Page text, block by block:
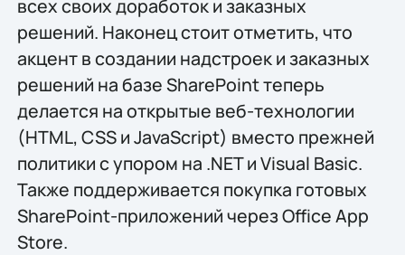
всех своих доработок и заказных
решений. Наконец стоит отметить, что
акцент в создании надстроек и заказных
решений на базе SharePoint теперь
делается на открытые веб-технологии
(HTML, CSS и JavaScript) вместо прежней
политики с упором на .NET и Visual Basic.
Также поддерживается покупка готовых
SharePoint-приложений через Office App
Store.